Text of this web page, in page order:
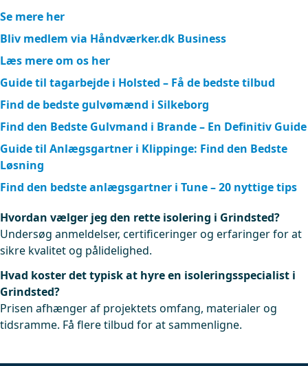
Se mere her
Bliv medlem via Håndværker.dk Business
Læs mere om os her
Guide til tagarbejde i Holsted – Få de bedste tilbud
Find de bedste gulvømænd i Silkeborg
Find den Bedste Gulvmand i Brande – En Definitiv Guide
Guide til Anlægsgartner i Klippinge: Find den Bedste
Løsning
Find den bedste anlægsgartner i Tune – 20 nyttige tips
Hvordan vælger jeg den rette isolering i Grindsted?
Undersøg anmeldelser, certificeringer og erfaringer for at
sikre kvalitet og pålidelighed.
Hvad koster det typisk at hyre en isoleringsspecialist i
Grindsted?
Prisen afhænger af projektets omfang, materialer og
tidsramme. Få flere tilbud for at sammenligne.